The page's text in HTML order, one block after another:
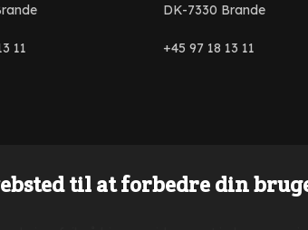
11
DK-7330 Brande
+45 97 18 13 11
til at forbedre din